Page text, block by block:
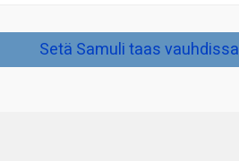
Setä Samuli taas vauhdissa